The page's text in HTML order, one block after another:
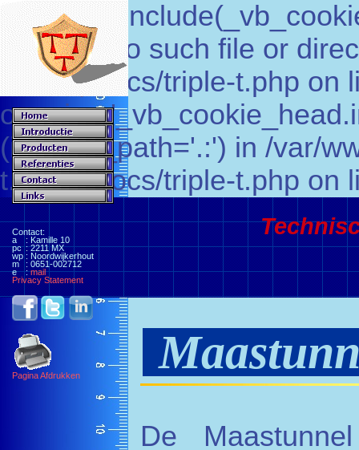
Warning:
stream: No such file or
t.nl/httpdocs/triple-t.php on
opening
(include_path='.:') in /var/
t.nl/httpdocs/triple-t.php on
Contact:
a
: Kamille 10
pc : 2211 MX
wp : Noordwijkerhout
m
: 0651-002712
e
:mail
Privacy Statement
Pagina Afdrukken
De